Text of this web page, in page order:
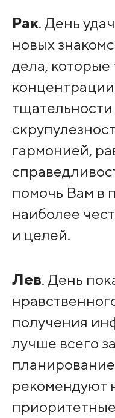
Рак. День
новых
дела,
гармонией,
помочь Вам в
наиболее
и целей.
Лев. День
получения
лучше всего
рекомендуют